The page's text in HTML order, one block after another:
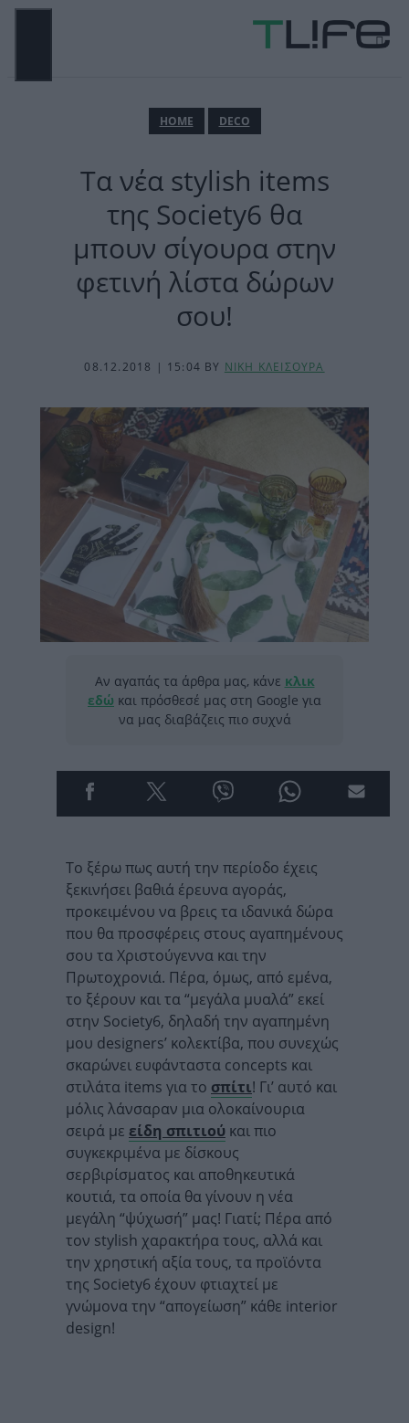
Μετάβαση
ΗΟΜΕ DECO
Τα νέα stylish items
της Society6 θα
μπουν σίγουρα στην
φετινή λίστα δώρων
σου!
08.12.2018 | 15:04 BY ΝΙΚΗ ΚΛΕΙΣΟΥΡΑ
Αν αγαπάς τα άρθρα μας, κάνε κλικ
εδώ και πρόσθεσέ μας στη Google για
να μας διαβάζεις πιο συχνά
Το ξέρω πως αυτή την περίοδο έχεις
ξεκινήσει βαθιά έρευνα αγοράς,
προκειμένου να βρεις τα ιδανικά δώρα
που θα προσφέρεις στους αγαπημένους
σου τα Χριστούγεννα και την
Πρωτοχρονιά. Πέρα, όμως, από εμένα,
το ξέρουν και τα “μεγάλα μυαλά” εκεί
στην Society6, δηλαδή την αγαπημένη
μου designers’ κολεκτίβα, που συνεχώς
σκαρώνει ευφάνταστα concepts και
στιλάτα items για το σπίτι! Γι’ αυτό και
μόλις λάνσαραν μια ολοκαίνουρια
σειρά με είδη σπιτιού και πιο
συγκεκριμένα με δίσκους
σερβιρίσματος και αποθηκευτικά
κουτιά, τα οποία θα γίνουν η νέα
μεγάλη “ψύχωσή” μας! Γιατί; Πέρα από
τον stylish χαρακτήρα τους, αλλά και
την χρηστική αξία τους, τα προϊόντα
της Society6 έχουν φτιαχτεί με
γνώμονα την “απογείωση” κάθε interior
design!